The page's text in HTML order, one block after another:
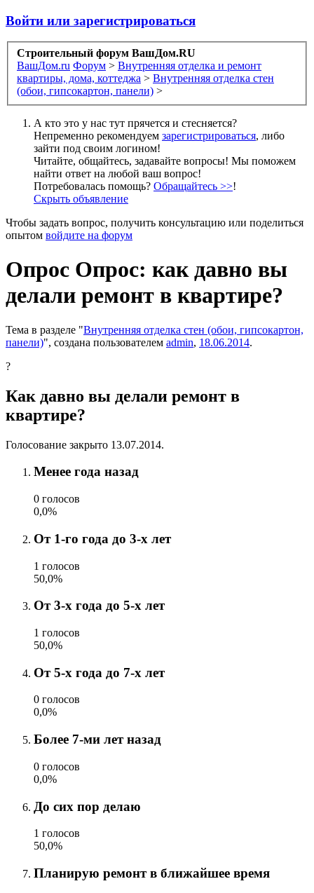
Войти или зарегистрироваться
Строительный форум ВашДом.RU
ВашДом.ru Форум > Внутренняя отделка и ремонт
квартиры, дома, коттеджа > Внутренняя отделка стен
(обои, гипсокартон, панели) >
А кто это у нас тут прячется и стесняется?
Непременно рекомендуем зарегистрироваться, либо
зайти под своим логином!
Читайте, общайтесь, задавайте вопросы! Мы поможем
найти ответ на любой ваш вопрос!
Потребовалась помощь? Обращайтесь >>!
Скрыть объявление
Чтобы задать вопрос, получить консультацию или поделиться
опытом войдите на форум
Опрос Опрос: как давно вы
делали ремонт в квартире?
Тема в разделе "Внутренняя отделка стен (обои, гипсокартон,
панели)", создана пользователем admin, 18.06.2014.
?
Как давно вы делали ремонт в
квартире?
Голосование закрыто 13.07.2014.
Менее года назад
0 голосов
0,0%
От 1-го года до 3-х лет
1 голосов
50,0%
От 3-х года до 5-х лет
1 голосов
50,0%
От 5-х года до 7-х лет
0 голосов
0,0%
Более 7-ми лет назад
0 голосов
0,0%
До сих пор делаю
1 голосов
50,0%
Планирую ремонт в ближайшее время